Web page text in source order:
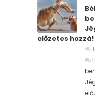
előzetes hozzá!